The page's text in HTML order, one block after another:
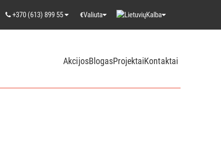
+370 (613) 899 55 €Valiuta Kalba
AkcijosBlogasProjektaiKontaktai